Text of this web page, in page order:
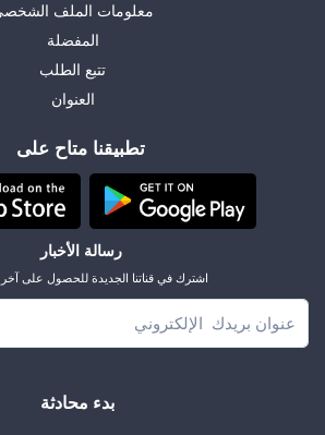
معلومات الملف
المفضلة
تتبع الطلب
العنوان
تطبيقنا متاح على
رسالة الأخبار
اشترك في قناتنا الجديدة للحصول على آخر
بدء محادثة